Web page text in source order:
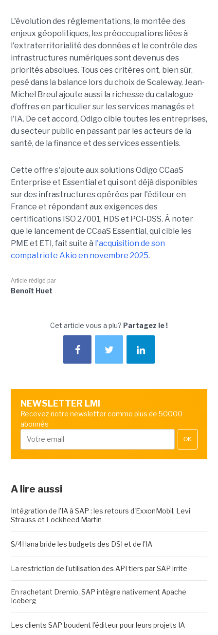
L'évolution des réglementations, la montée des
enjeux géopolitiques, les préoccupations liées à
l'extraterritorialité des données et le contrôle des
infrastructures numériques sont devenus des
priorités absolues. Tous ces critères ont, bien sûr,
pesé dans la balance lors du choix de Scaleway. Jean-
Michel Breul ajoute aussi la richesse du catalogue
d'offres en particulier sur les services managés et
l'IA. De cet accord, Odigo cible toutes les entreprises,
du secteur public en passant par les acteurs de la
santé, de la finance et des services essentiels.
Cette offre s'ajoute aux solutions Odigo CCaaS
Enterprise et Essential et qui sont déjà disponibles
sur des infrastructures opérées par l'éditeur en
France et répondant aux exigences des
certifications ISO 27001, HDS et PCI-DSS. À noter
que le lancement de CCaaS Essential, qui cible les
PME et ETI, fait suite à l'acquisition de son
compatriote Akio en novembre 2025.
Article rédigé par
Benoît Huet
Cet article vous a plu? Partagez le !
NEWSLETTER LMI
Recevez notre newsletter comme plus de 50000
abonnés
OK
A lire aussi
Intégration de l'IA à SAP : les retours d'ExxonMobil, Levi
Strauss et Lockheed Martin
S/4Hana bride les budgets des DSI et de l'IA
La restriction de l'utilisation des API tiers par SAP irrite
En rachetant Dremio, SAP intègre nativement Apache
Iceberg
Les clients SAP boudent l'éditeur pour leurs projets IA